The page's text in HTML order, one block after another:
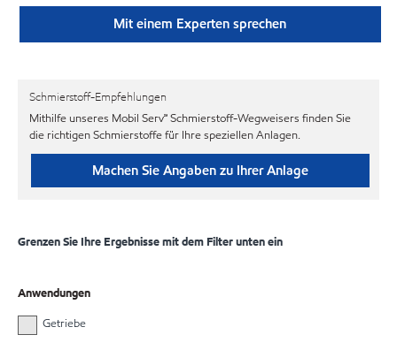
Mit einem Experten sprechen
Schmierstoff-Empfehlungen
Mithilfe unseres Mobil Serv℠ Schmierstoff-Wegweisers finden Sie
die richtigen Schmierstoffe für Ihre speziellen Anlagen.
Machen Sie Angaben zu Ihrer Anlage
Grenzen Sie Ihre Ergebnisse mit dem Filter unten ein
Anwendungen
Getriebe